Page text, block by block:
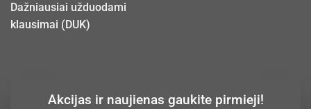
Dažniausiai užduodami
klausimai (DUK)
Akcijas ir naujienas gaukite pirmieji!